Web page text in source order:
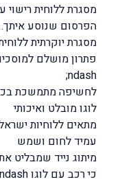
מסגרת ללוחית רישוי
הפרסום שנוסע איתך.
מסגרת יוקרתית
פתרון מושלם
ndash;
לחשיפה מתמשכת
לוגו מובלט ואיכותי
מתאים ללוחיות
עמיד לחום ושמש
מיתוג נייד שמבליט
כי רכב עם לוגו ndash; הוא כרטיס ביקור בתנועה.